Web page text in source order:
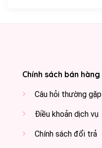
Chính sách bán hàng
Câu hỏi thường gặp
Điều khoản dịch vụ
Chính sách đổi trả